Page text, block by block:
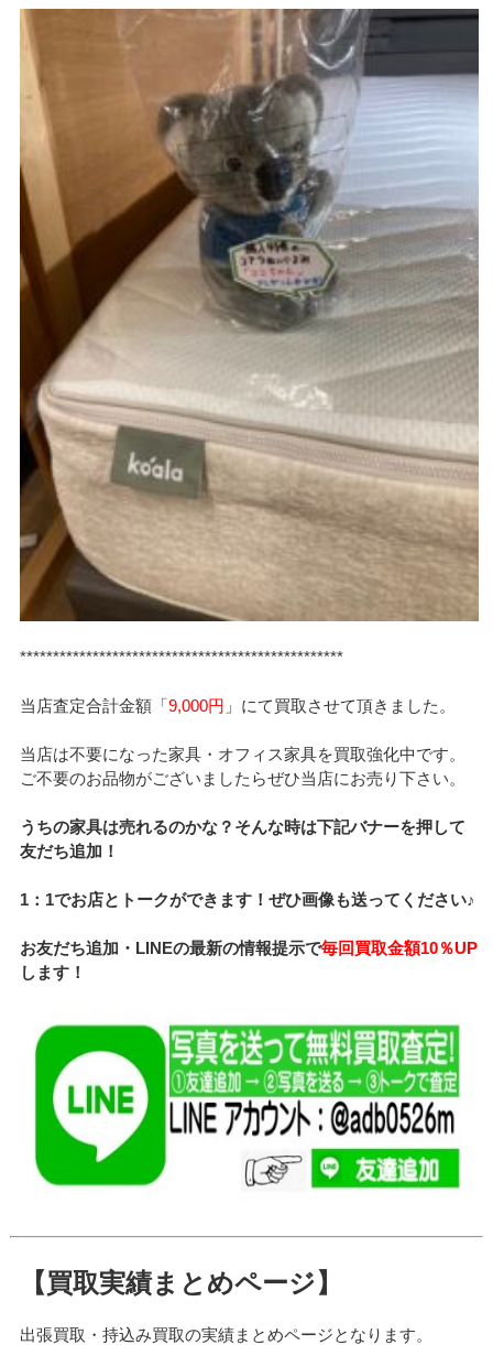
*************************************************
当店査定合計金額「9,000円 」にて買取させて頂きました。
当店は不要になった家具・オフィス家具を買取強化中です。
ご不要のお品物がございましたらぜひ当店にお売り下さい。
うちの家具は売れるのかな？そんな時は下記バナーを押して
友だち追加！
1：1でお店とトークができます！ぜひ画像も送ってください♪
お友だち追加・LINEの最新の情報提示で毎回買取金額10％UP
します！
【買取実績まとめページ】
出張買取・持込み買取の実績まとめページとなります。